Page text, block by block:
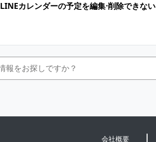
LINEカレンダーの予定を編集⋅削除できない
会社概要